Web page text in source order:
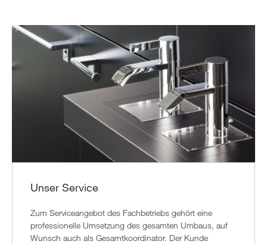
Unser Service
Zum Serviceangebot des Fachbetriebs gehört eine
professionelle Umsetzung des gesamten Umbaus, auf
Wunsch auch als Gesamtkoordinator. Der Kunde